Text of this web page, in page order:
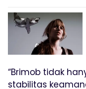
“Brimob tidak
stabilitas